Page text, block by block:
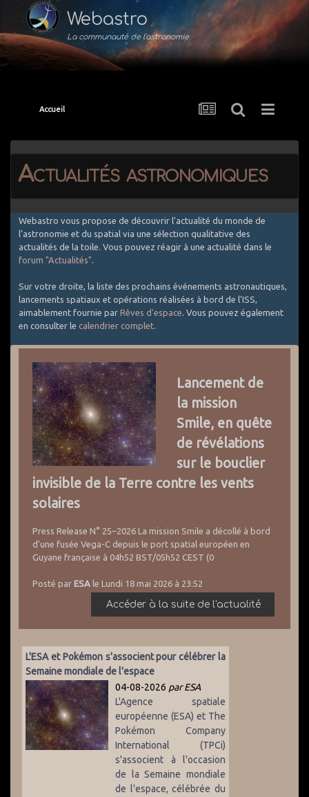
Webastro
La communauté de l'astronomie
Accueil
Actualités astronomiques
Webastro vous propose de découvrir l'actualité du monde de
l'astronomie et du spatial via une sélection qualitative des
actualités de la toile. Vous pouvez réagir à une actualité dans le
forum "Actualités".
Sur votre droite, la liste des prochains événements astronautiques,
lancements spatiaux et opérations réalisées à bord de l'ISS,
aimablement fournie par Rêves d'espace. Vous pouvez également
en consulter le calendrier complet.
Lancement de
la mission
Smile, en quête
de révélations
sur le bouclier
invisible de la Terre contre les vents
solaires
Press Release N° 25–2026 La mission Smile a décollé à bord
d'une fusée Vega-C depuis le port spatial européen en
Guyane française à 04h52 BST/05h52 CEST (0
Posté par ESA le Lundi 18 mai 2026 à 23:52
Accéder à la suite de l'actualité
L'ESA et Pokémon s'associent pour célébrer la
Semaine mondiale de l'espace
04-08-2026 par ESA
L'Agence spatiale
européenne (ESA) et The
Pokémon Company
International (TPCi)
s'associent à l'occasion
de la Semaine mondiale
de l'espace, célébrée du